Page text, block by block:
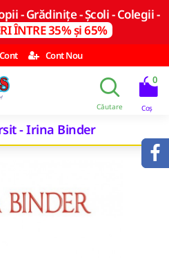
- Grădinițe - Școli - Colegii -
ÎNTRE 35% și 65%
Cont Nou
0
- Irina Binder